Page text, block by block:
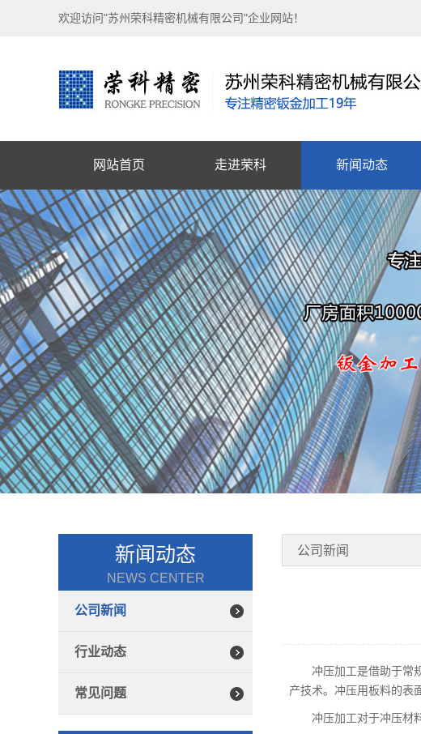
欢迎访问"苏州荣科精密机械有限公司"企业网站！
网站首页 走进荣科 新闻动态
新闻动态
NEWS CENTER
公司新闻
行业动态
常见问题
公司新闻
冲压加工是借助于常
产技术。冲压用板料的表
冲压加工对于冲压材